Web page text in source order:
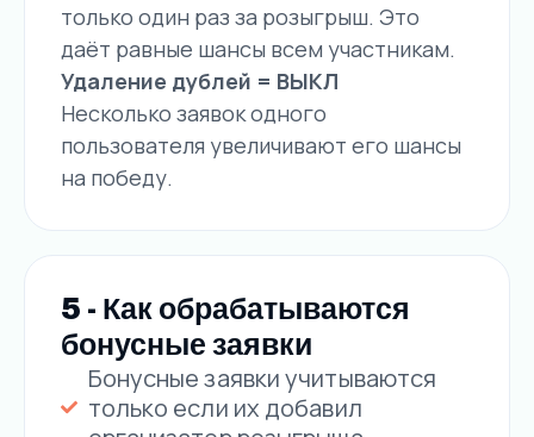
только один раз за розыгрыш. Это
даёт равные шансы всем участникам.
Удаление дублей = ВЫКЛ
Несколько заявок одного
пользователя увеличивают его шансы
на победу.
5 - Как обрабатываются
бонусные заявки
Бонусные заявки учитываются
только если их добавил